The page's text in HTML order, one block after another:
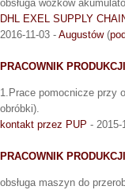
obsługa wózków
DHL EXEL SUPPLY
2016-11-03 - Augustów(
PRACOWNIK PRODUKCJI
1.Prace pomocnicze przy
obróbki).
kontakt przez PUP - 2015-
PRACOWNIK PRODUKCJI
obsługa maszyn do